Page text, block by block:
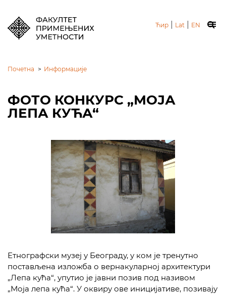
Ћир Lat EN
Почетна > Информације
ФОТО КОНКУРС „МОЈА
ЛЕПА КУЋА“
Етнографски музеј у Београду, у ком је тренутно
постављена изложба о вернакуларној архитектури
„Лепа кућа“, упутио је јавни позив под називом
„Моја лепа кућа“. У оквиру ове иницијативе, позивају